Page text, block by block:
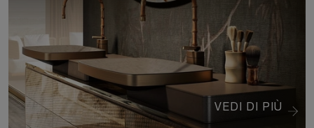
VEDI DI PIÙ